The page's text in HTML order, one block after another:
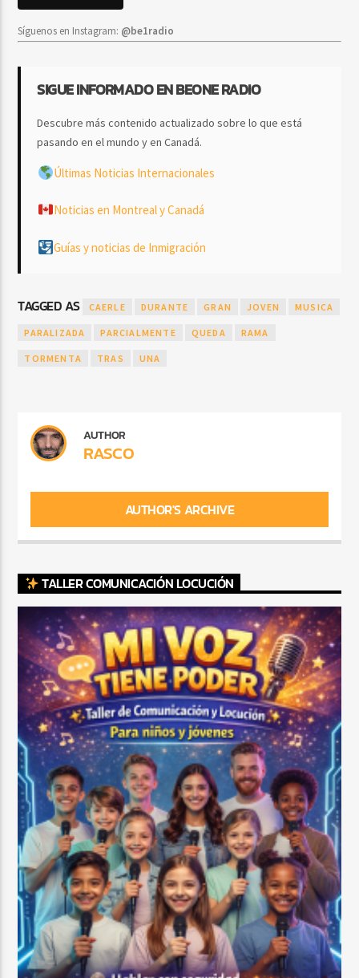
Síguenos en Instagram: @be1radio
SIGUE INFORMADO EN BEONE RADIO
Descubre más contenido actualizado sobre lo que está
pasando en el mundo y en Canadá.
Últimas Noticias Internacionales
Noticias en Montreal y Canadá
Guías y noticias de Inmigración
TAGGED AS CAERLE DURANTE GRAN JOVEN MUSICA
PARALIZADA PARCIALMENTE QUEDA RAMA
TORMENTA TRAS UNA
AUTHOR
RASCO
AUTHOR'S ARCHIVE
TALLER COMUNICACIÓN LOCUCIÓN